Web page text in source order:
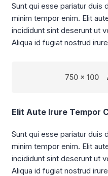
Sunt qui esse pariatur duis
minim tempor enim. Elit
incididunt sint deserunt ut
Aliqua id fugiat nostrud
750 x 100
Elit Aute Irure Tempor
Sunt qui esse pariatur duis
minim tempor enim. Elit
incididunt sint deserunt ut
Aliqua id fugiat nostrud